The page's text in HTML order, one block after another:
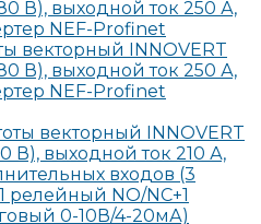
векторный INNOVERT
В), выходной ток 250 А,
NEF-Profinet